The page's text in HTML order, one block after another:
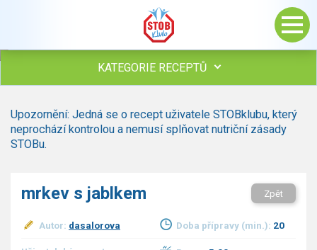
KATEGORIE RECEPTŮ
Polévky
Studená kuchyně
Bezmasé a zeleninové
Sladké pokrmy
Upozornění: Jedná se o recept uživatele STOBklubu, který
neprochází kontrolou a nemusí splňovat nutriční zásady
STOBu.
mrkev s jablkem Zpět
Autor: dasalorova Doba přípravy (min.): 20